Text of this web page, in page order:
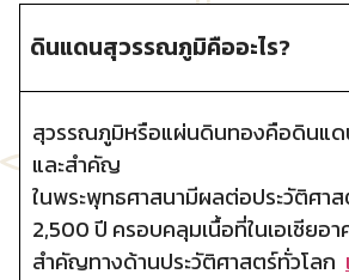
ดินแดนสุวรรณภูมิคืออะไร?
สุวรรณภูมิหรือแผ่นดินทองคือดินแ
และสำคัญ
ในพระพุทธศาสนามีผลต่อประวัติศา
2,500 ปี ครอบคลุมเนื้อที่ในเอเชียอา
สำคัญทางด้านประวัติศาสตร์ทั่วโลก